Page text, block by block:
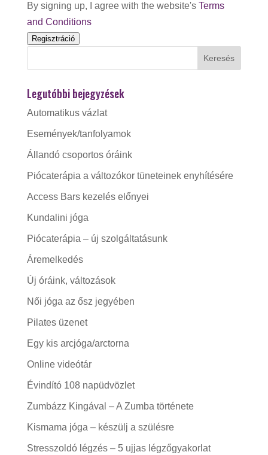
By signing up, I agree with the website's Terms
and Conditions
Regisztráció
Legutóbbi bejegyzések
Automatikus vázlat
Események/tanfolyamok
Állandó csoportos óráink
Piócaterápia a változókor tüneteinek enyhítésére
Access Bars kezelés előnyei
Kundalini jóga
Piócaterápia – új szolgáltatásunk
Áremelkedés
Új óráink, változások
Női jóga az ősz jegyében
Pilates üzenet
Egy kis arcjóga/arctorna
Online videótár
Évindító 108 napüdvözlet
Zumbázz Kingával – A Zumba története
Kismama jóga – készülj a szülésre
Stresszoldó légzés – 5 ujjas légzőgyakorlat